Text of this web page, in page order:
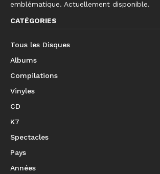
emblématique. Actuellement disponible.
CATÉGORIES
Tous les Disques
Albums
Compilations
Vinyles
CD
K7
Spectacles
Pays
Années